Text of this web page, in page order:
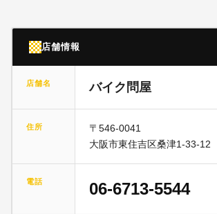
店舗情報
店舗名 バイク問屋
住所
〒546-0041
大阪市東住吉区桑津1-33-12
電話 06-6713-5544